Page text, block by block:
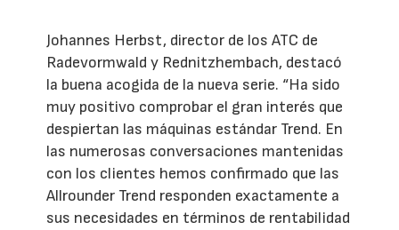
Johannes Herbst, director de los ATC de
Radevormwald y Rednitzhembach, destacó
la buena acogida de la nueva serie. “Ha sido
muy positivo comprobar el gran interés que
despiertan las máquinas estándar Trend. En
las numerosas conversaciones mantenidas
con los clientes hemos confirmado que las
Allrounder Trend responden exactamente a
sus necesidades en términos de rentabilidad